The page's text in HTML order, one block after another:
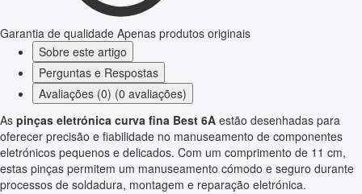
Garantia de qualidade Apenas produtos originais
Sobre este artigo
Perguntas e Respostas
Avaliações (0) (0 avaliações)
As pinças eletrónica curva fina Best 6A estão desenhadas para
oferecer precisão e fiabilidade no manuseamento de componentes
eletrónicos pequenos e delicados. Com um comprimento de 11 cm,
estas pinças permitem um manuseamento cómodo e seguro durante
processos de soldadura, montagem e reparação eletrónica.